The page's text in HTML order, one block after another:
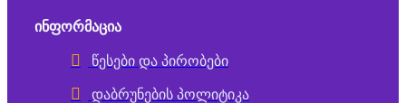
ᲘᲜᲤᲝᲠᲛᲐᲪᲘᲐ
წესები და პირობები
დაბრუნების პოლიტიკა